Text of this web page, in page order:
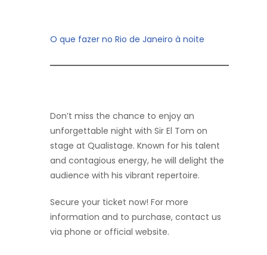
O que fazer no Rio de Janeiro à noite
Don’t miss the chance to enjoy an
unforgettable night with Sir El Tom on
stage at Qualistage. Known for his talent
and contagious energy, he will delight the
audience with his vibrant repertoire.
Secure your ticket now! For more
information and to purchase, contact us
via phone or official website.